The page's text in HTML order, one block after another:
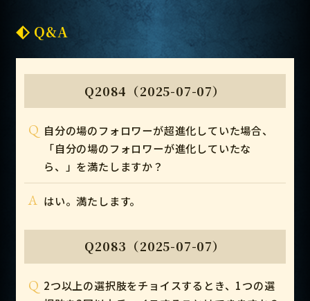
Q&A
Q2084（2025-07-07）
Q 自分の場のフォロワーが超進化していた場合、
「自分の場のフォロワーが進化していたな
ら、」を満たしますか？
A はい。満たします。
Q2083（2025-07-07）
Q 2つ以上の選択肢をチョイスするとき、1つの選